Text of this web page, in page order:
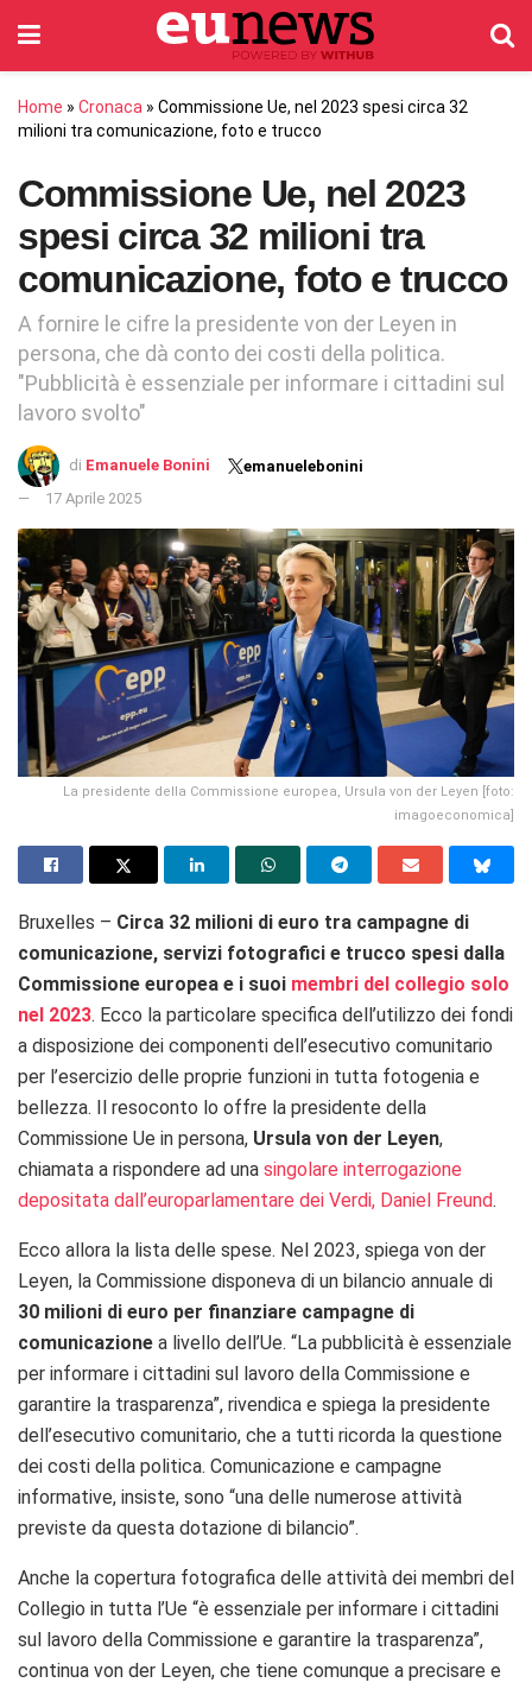
Home » Cronaca » Commissione Ue, nel 2023 spesi circa 32
milioni tra comunicazione, foto e trucco
Commissione Ue, nel 2023
spesi circa 32 milioni tra
comunicazione, foto e trucco
A fornire le cifre la presidente von der Leyen in
persona, che dà conto dei costi della politica.
"Pubblicità è essenziale per informare i cittadini sul
lavoro svolto"
di Emanuele Bonini
emanuelebonini
17 Aprile 2025
La presidente della Commissione europea, Ursula von der Leyen [foto:
imagoeconomica]
Bruxelles – Circa 32 milioni di euro tra campagne di
comunicazione, servizi fotografici e trucco spesi dalla
Commissione europea e i suoi membri del collegio solo
nel 2023. Ecco la particolare specifica dell’utilizzo dei fondi
a disposizione dei componenti dell’esecutivo comunitario
per l’esercizio delle proprie funzioni in tutta fotogenia e
bellezza. Il resoconto lo offre la presidente della
Commissione Ue in persona, Ursula von der Leyen,
chiamata a rispondere ad una singolare interrogazione
depositata dall’europarlamentare dei Verdi, Daniel Freund.
Ecco allora la lista delle spese. Nel 2023, spiega von der
Leyen, la Commissione disponeva di un bilancio annuale di
30 milioni di euro per finanziare campagne di
comunicazione a livello dell’Ue. “La pubblicità è essenziale
per informare i cittadini sul lavoro della Commissione e
garantire la trasparenza”, rivendica e spiega la presidente
dell’esecutivo comunitario, che a tutti ricorda la questione
dei costi della politica. Comunicazione e campagne
informative, insiste, sono “una delle numerose attività
previste da questa dotazione di bilancio”.
Anche la copertura fotografica delle attività dei membri del
Collegio in tutta l’Ue “è essenziale per informare i cittadini
sul lavoro della Commissione e garantire la trasparenza”,
continua von der Leyen, che tiene comunque a precisare e